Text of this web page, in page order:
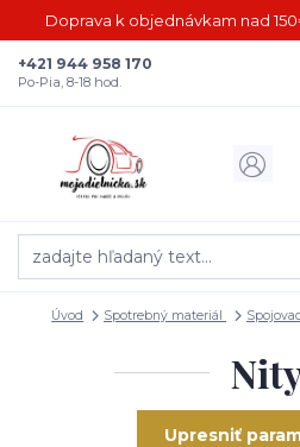
Doprava k objednávkam nad
+421 944 958 170
Po-Pia, 8-18 hod.
Úvod Spotrebný materiál
Upresniť